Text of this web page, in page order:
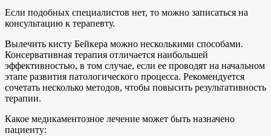
Если подобных специалистов нет, то можно записаться на
консультацию к терапевту.
Вылечить кисту Бейкера можно несколькими способами.
Консервативная терапия отличается наибольшей
эффективностью, в том случае, если ее проводят на начальном
этапе развития патологического процесса. Рекомендуется
сочетать несколько методов, чтобы повысить результативность
терапии.
Какое медикаментозное лечение может быть назначено
пациенту: